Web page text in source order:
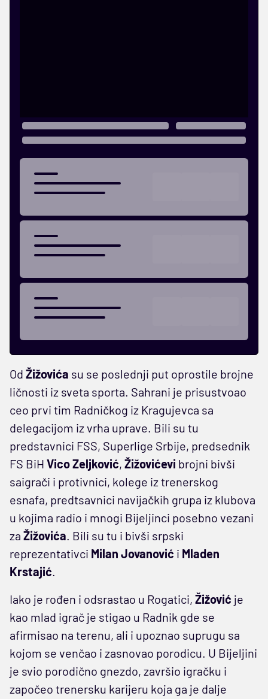
Od Žižovića su se poslednji put oprostile brojne
ličnosti iz sveta sporta. Sahrani je prisustvoao
ceo prvi tim Radničkog iz Kragujevca sa
delegacijom iz vrha uprave. Bili su tu
predstavnici FSS, Superlige Srbije, predsednik
FS BiH VicoZeljković, Žižovićevi brojni bivši
saigrači i protivnici, kolege iz trenerskog
esnafa, predtsavnici navijačkih grupa iz klubova
u kojima radio i mnogi Bijeljinci posebno vezani
za Žižovića. Bili su tu i bivši srpski
reprezentativci Milan Jovanović i Mladen
Krstajić.
Iako je rođen i odsrastao u Rogatici, Žižović je
kao mlad igrač je stigao u Radnik gde se
afirmisao na terenu, ali i upoznao suprugu sa
kojom se venčao i zasnovao porodicu. U Bijeljini
je svio porodično gnezdo, završio igračku i
započeo trenersku karijeru koja ga je dalje